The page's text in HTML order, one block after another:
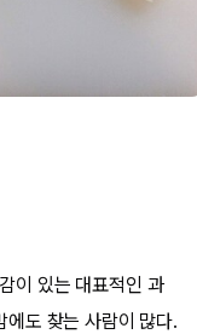
이 있는 대표적인 과
에도 찾는 사람이 많다.